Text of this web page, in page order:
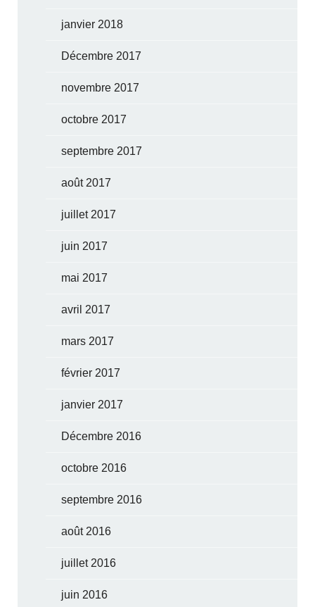
janvier 2018
Décembre 2017
novembre 2017
octobre 2017
septembre 2017
août 2017
juillet 2017
juin 2017
mai 2017
avril 2017
mars 2017
février 2017
janvier 2017
Décembre 2016
octobre 2016
septembre 2016
août 2016
juillet 2016
juin 2016